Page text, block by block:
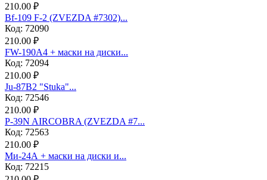
210.00 ₽
Bf-109 F-2 (ZVEZDA #7302)...
Код: 72090
210.00 ₽
FW-190A4 + маски на диски...
Код: 72094
210.00 ₽
Ju-87B2 "Stuka"...
Код: 72546
210.00 ₽
P-39N AIRCOBRA (ZVEZDA #7...
Код: 72563
210.00 ₽
Ми-24А + маски на диски и...
Код: 72215